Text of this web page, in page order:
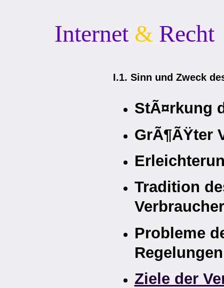
Internet &Recht
I.1. Sinn und Zweck
StÃ¤rkung
GrÃ¶ÃŸter
Tradition
Probleme
Regelungen
Ziele der